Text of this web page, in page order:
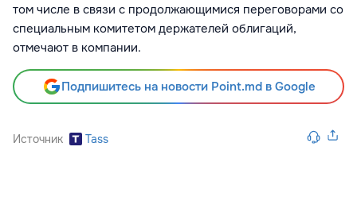
том числе в связи с продолжающимися переговорами со
специальным комитетом держателей облигаций,
отмечают в компании.
Подпишитесь на новости Point.md в Google
Источник Tass